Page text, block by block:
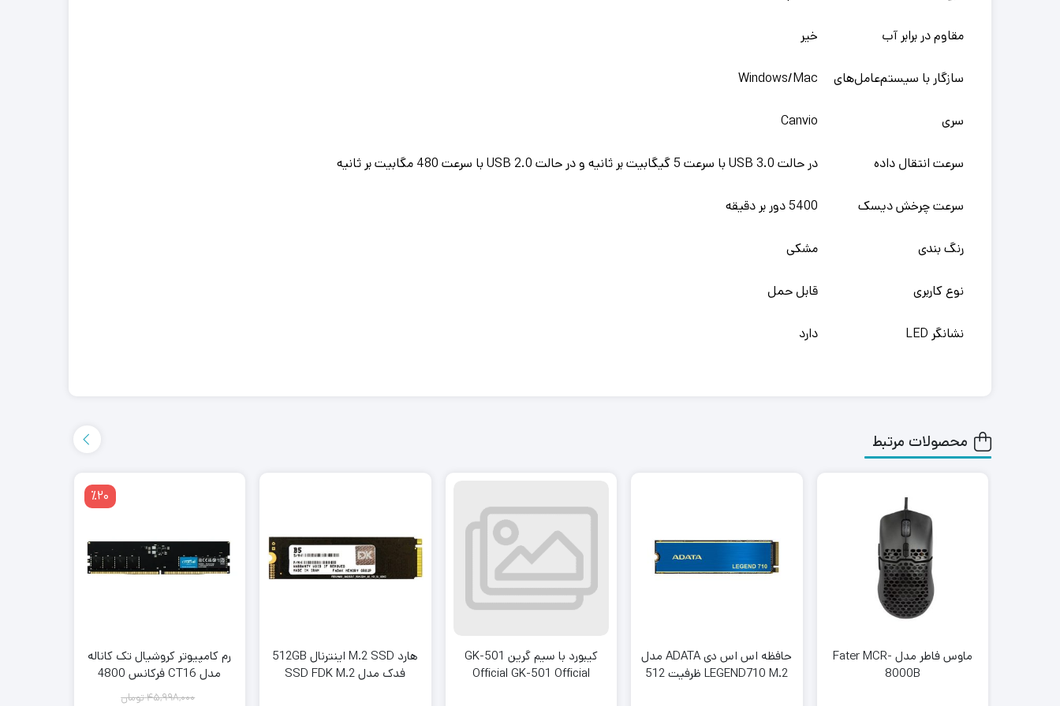
مقاوم در برابر آب خیر
سازگار با سیستم‌عامل‌های Windows/Mac
سری Canvio
سرعت انتقال داده در حالت USB 3.0 با سرعت 5 گیگابیت بر ثانیه و در حالت USB 2.0 با سرعت 480 مگابیت بر ثانیه
سرعت چرخش دیسک 5400 دور بر دقیقه
رنگ بندی مشکی
نوع کاربری قابل حمل
نشانگر LED دارد
محصولات مرتبط
ماوس فاطر مدل Fater MCR-
8000B
حافظه اس اس دی ADATA مدل
LEGEND710 M.2 ظرفیت 512
کیبورد با سیم گرین GK-501
Official GK-501 Official
هارد M.2 SSD اینترنال 512GB
فدک مدل SSD FDK M.2
٪20
رم کامپیوتر کروشیال تک کاناله
مدل CT16 فرکانس 4800
45,998,000تومان